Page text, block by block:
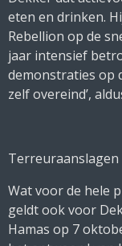
eten en drinken.
Rebellion op de
jaar intensief
demonstraties op
zelf overeind’,
Terreuraanslagen
Wat voor de hele
geldt ook voor
Hamas op 7